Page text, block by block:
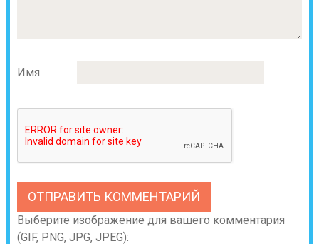
Имя
Выберите изображение для вашего комментария
(GIF, PNG, JPG, JPEG):